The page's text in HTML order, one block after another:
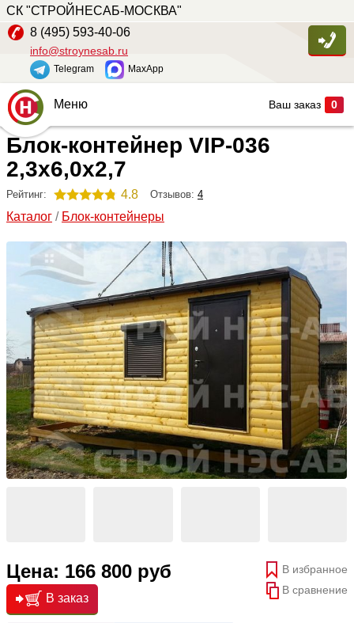
СК "СТРОЙНЕСАБ-МОСКВА"
8 (495) 593-40-06
info@stroynesab.ru
Telegram MaxApp
Ваш заказ 0
Главная
Каталог
Услуги
Сопутствующие товары
О компании
Контакты
Меню
Блок-контейнер VIP-036
2,3х6,0х2,7
Рейтинг: 4.8 Отзывов: 4
Каталог / Блок-контейнеры
Цена: 166 800 руб
В избранное
В сравнение
В заказ